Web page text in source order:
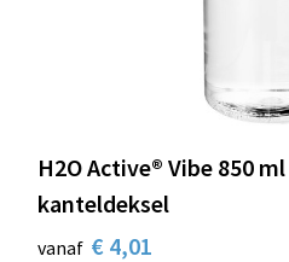
H2O Active® Vibe 850
kanteldeksel
vanaf € 4,01